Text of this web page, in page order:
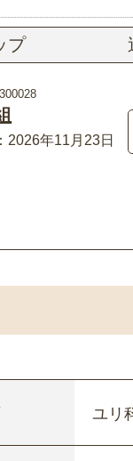
プ
2026年11月23日
ユリ